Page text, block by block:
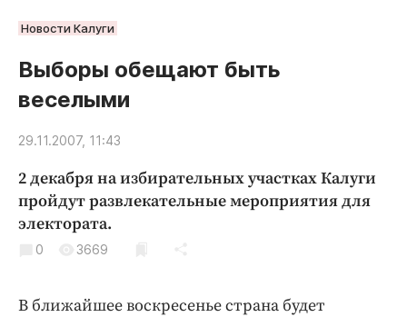
РУБРИКИ
Обнинск
Новости компаний
Статьи
Народные новости
Авто и транспорт
Благоустройство
Криминал
Культура
Образование
Новости Калуги
Выборы обещают быть
веселыми
29.11.2007, 11:43
2 декабря на избирательных участках Калуги
пройдут развлекательные мероприятия для
электората.
0 3669
В ближайшее воскресенье страна будет